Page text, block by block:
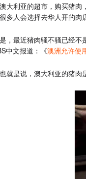
大利亚的超市，购买猪肉
多人会选择去华人开的肉
，最近猪肉骚不骚已经不
中文报道：《澳洲允许使
就是说，澳大利亚的猪肉